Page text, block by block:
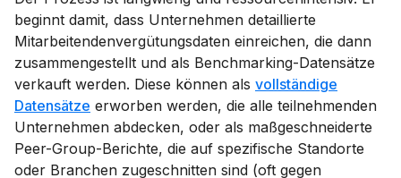
beginnt damit, dass Unternehmen detaillierte
Mitarbeitendenvergütungsdaten einreichen, die dann
zusammengestellt und als Benchmarking-Datensätze
verkauft werden. Diese können als vollständige
Datensätze erworben werden, die alle teilnehmenden
Unternehmen abdecken, oder als maßgeschneiderte
Peer-Group-Berichte, die auf spezifische Standorte
oder Branchen zugeschnitten sind (oft gegen